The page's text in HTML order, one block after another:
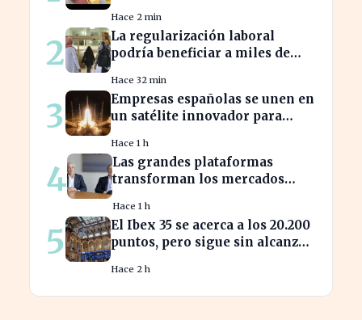
tras los 40
Hace 2 min
2
La regularización laboral
podría beneficiar a miles de
año.
Hace 32 min
3
Empresas españolas se unen en
un satélite innovador para
europeas
Hace 1 h
4
Las grandes plataformas
transforman los mercados
competencia
Hace 1 h
5
El Ibex 35 se acerca a los 20.200
puntos, pero sigue sin alcanzar
Hace 2 h